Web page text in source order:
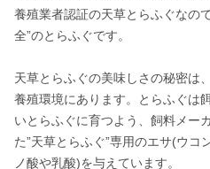
養殖業者認証の天草とらふぐなの
全”のとらふぐです。
天草とらふぐの美味しさの秘密は
養殖環境にあります。とらふぐは
いとらふぐに育つよう、飼料メー
た”天草とらふぐ”専用のエサ(ウコ
ノ酸や乳酸)を与えています。